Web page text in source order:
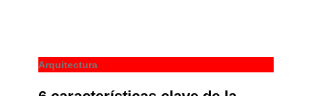
Arquitectura